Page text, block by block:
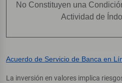
No Constituyen una
Actividad de
Acuerdo de Servicio de Banca en
La inversión en valores implica